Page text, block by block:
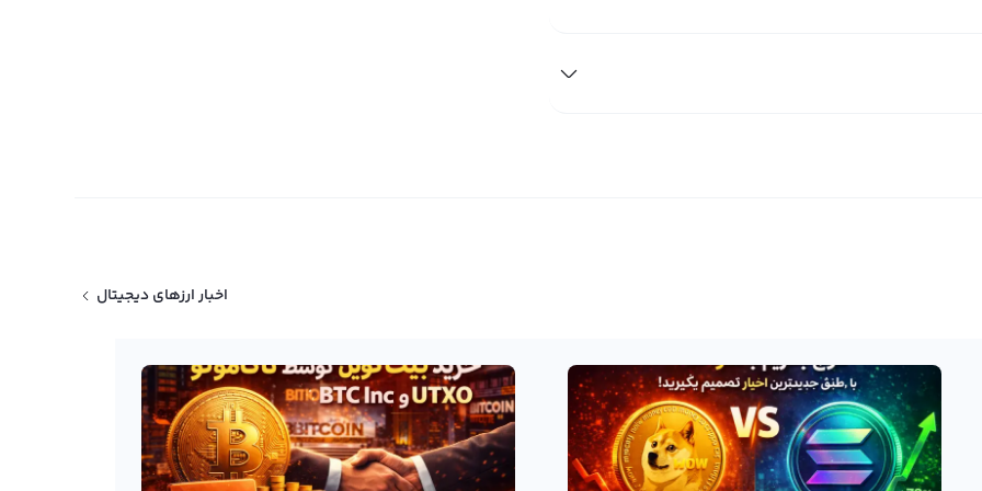
از طریق صرافی رابکس را می‌توانید در بخش «آموزش خرید و
فروش ارز JUC» مشاهده کنید. به طور کلی، فروش ارز JUC در ایران روندی سریع و آسان دارد: کافی است در رابکس ثبت‌نام
با چند کلیک، دارایی خود را به تتر یا تومان نقد کنید.
اخبار ارزهای دیجیتال